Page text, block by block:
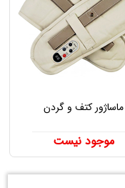
ماساژور کتف و گردن
موجود نیست